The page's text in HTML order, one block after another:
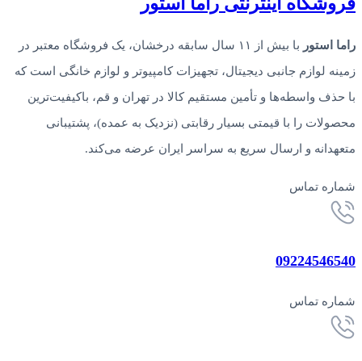
راما استور
با بیش از ۱۱ سال سابقه درخشان، یک فروشگاه معتبر در
زمینه لوازم جانبی دیجیتال، تجهیزات کامپیوتر و لوازم خانگی است که
با حذف واسطه‌ها و تأمین مستقیم کالا در تهران و قم، باکیفیت‌ترین
محصولات را با قیمتی بسیار رقابتی (نزدیک به عمده)، پشتیبانی
متعهدانه و ارسال سریع به سراسر ایران عرضه می‌کند.
شماره تماس
09224546540
شماره تماس